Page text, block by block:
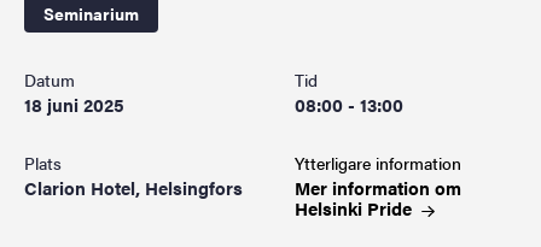
Seminarium
Datum
18 juni 2025
Tid
08:00 - 13:00
Plats
Clarion Hotel, Helsingfors
Ytterligare information
Mer information om
Helsinki Pride